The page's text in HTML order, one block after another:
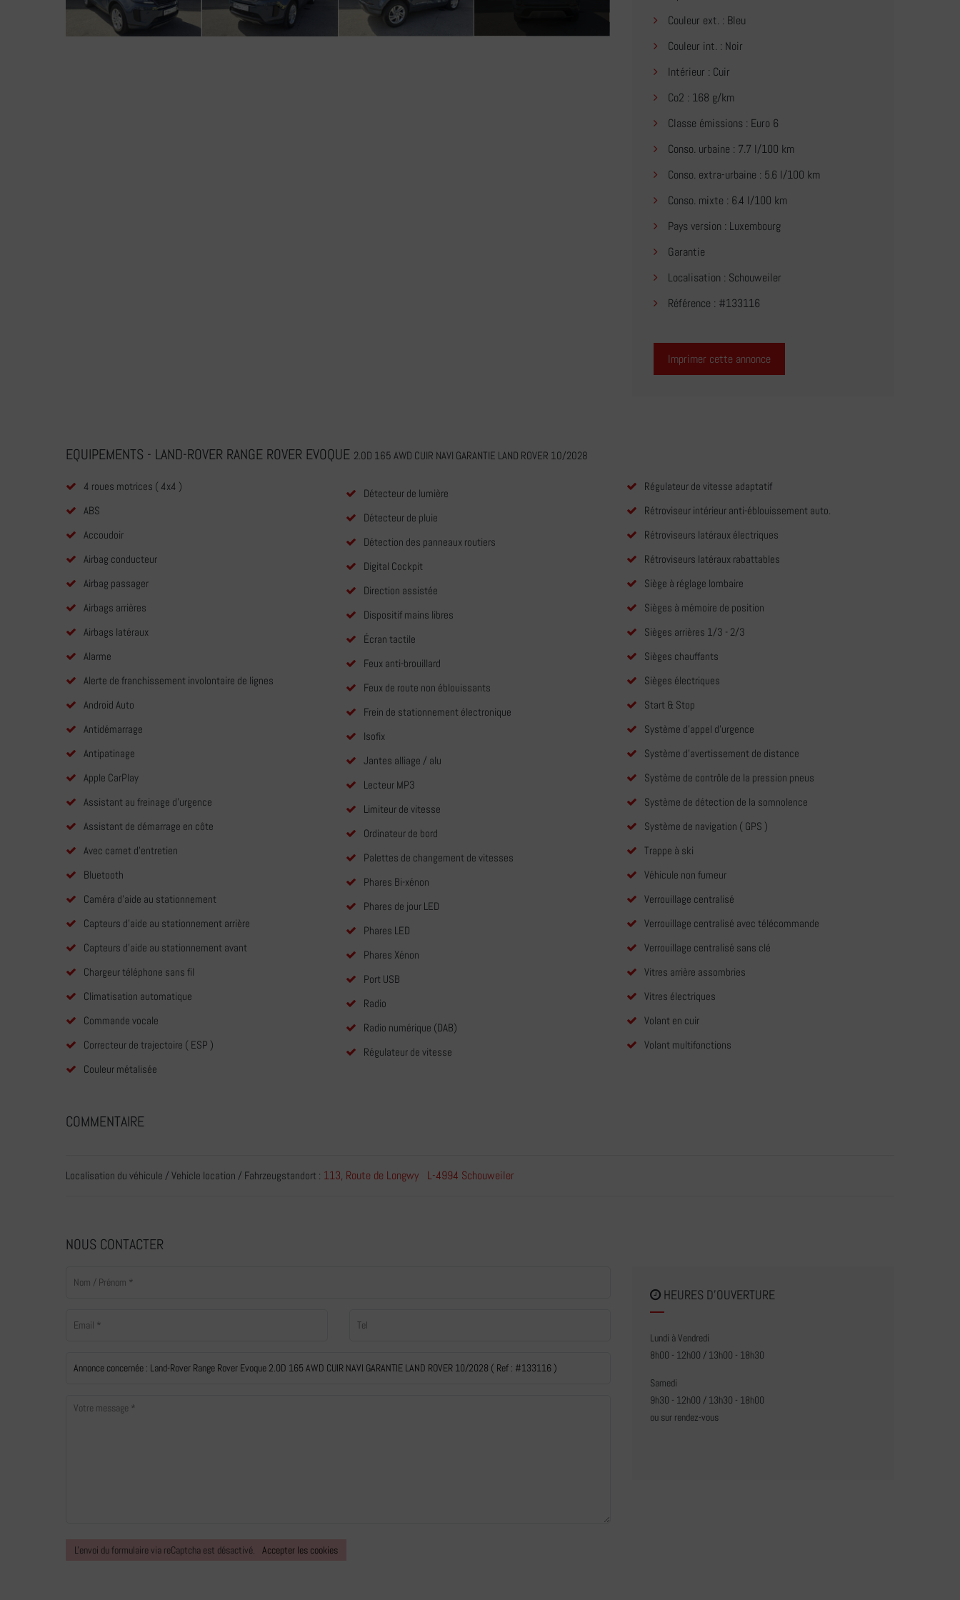
Couleur ext. : Bleu
Couleur int. : Noir
Intérieur : Cuir
Co2 : 168 g/km
Classe émissions : Euro 6
Conso. urbaine : 7.7 l/100 km
Conso. extra-urbaine : 5.6 l/100 km
Conso. mixte : 6.4 l/100 km
Pays version : Luxembourg
Garantie
Localisation : Schouweiler
Référence : #133116
Imprimer cette annonce
EQUIPEMENTS - LAND-ROVER RANGE ROVER EVOQUE 2.0D 165 AWD CUIR NAVI GARANTIE LAND ROVER 10/2028
4 roues motrices ( 4x4 )
ABS
Accoudoir
Airbag conducteur
Airbag passager
Airbags arrières
Airbags latéraux
Alarme
Alerte de franchissement involontaire de lignes
Android Auto
Antidémarrage
Antipatinage
Apple CarPlay
Assistant au freinage d'urgence
Assistant de démarrage en côte
Avec carnet d'entretien
Bluetooth
Caméra d'aide au stationnement
Capteurs d'aide au stationnement arrière
Capteurs d'aide au stationnement avant
Chargeur téléphone sans fil
Climatisation automatique
Commande vocale
Correcteur de trajectoire ( ESP )
Couleur métalisée
Détecteur de lumière
Détecteur de pluie
Détection des panneaux routiers
Digital Cockpit
Direction assistée
Dispositif mains libres
Écran tactile
Feux anti-brouillard
Feux de route non éblouissants
Frein de stationnement électronique
Isofix
Jantes alliage / alu
Lecteur MP3
Limiteur de vitesse
Ordinateur de bord
Palettes de changement de vitesses
Phares Bi-xénon
Phares de jour LED
Phares LED
Phares Xénon
Port USB
Radio
Radio numérique (DAB)
Régulateur de vitesse
Régulateur de vitesse adaptatif
Rétroviseur intérieur anti-éblouissement auto.
Rétroviseurs latéraux électriques
Rétroviseurs latéraux rabattables
Siège à réglage lombaire
Sièges à mémoire de position
Sièges arrières 1/3 - 2/3
Sièges chauffants
Sièges électriques
Start & Stop
Système d'appel d'urgence
Système d'avertissement de distance
Système de contrôle de la pression pneus
Système de détection de la somnolence
Système de navigation ( GPS )
Trappe à ski
Véhicule non fumeur
Verrouillage centralisé
Verrouillage centralisé avec télécommande
Verrouillage centralisé sans clé
Vitres arrière assombries
Vitres électriques
Volant en cuir
Volant multifonctions
COMMENTAIRE
Localisation du véhicule / Vehicle location / Fahrzeugstandort : 113, Route de Longwy L-4994 Schouweiler
NOUS CONTACTER
L'envoi du formulaire via reCaptcha est désactivé. Accepter les cookies
HEURES D'OUVERTURE
Lundi à Vendredi
8h00 - 12h00 / 13h00 - 18h30
Samedi
9h30 - 12h00 / 13h30 - 18h00
ou sur rendez-vous